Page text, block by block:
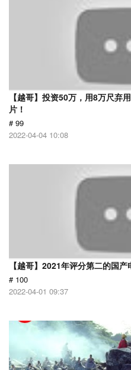
【越哥】投资50万，用8万尺弃
片！
# 99
2022-04-04 10:08
【越哥】2021年评分第二的国产
# 100
2022-04-01 09:37